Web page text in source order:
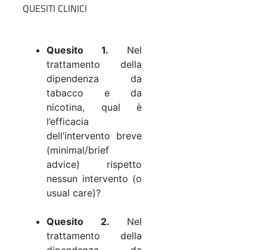
QUESITI CLINICI
Quesito 1. Nel
trattamento della
dipendenza da
tabacco e da
nicotina, qual è
l’efficacia
dell’intervento breve
(minimal/brief
advice) rispetto
nessun intervento (o
usual care)?
Quesito 2. Nel
trattamento della